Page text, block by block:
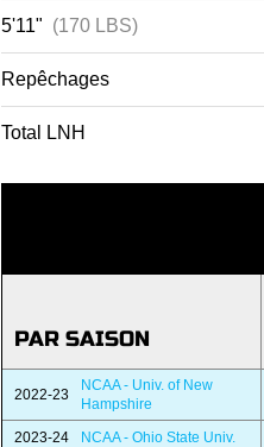
5'11" (170 LBS)
Repêchages
Total LNH
PAR SAISON
2022-23
NCAA - Univ. of New
Hampshire
2023-24 NCAA - Ohio State Univ.